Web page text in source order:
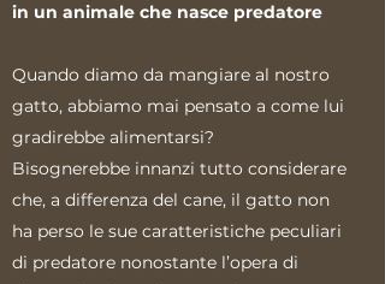
in un animale che nasce predatore
Quando diamo da mangiare al nostro
gatto, abbiamo mai pensato a come lui
gradirebbe alimentarsi?
Bisognerebbe innanzi tutto considerare
che, a differenza del cane, il gatto non
ha perso le sue caratteristiche peculiari
di predatore nonostante l’opera di